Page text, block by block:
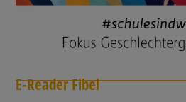
E-Reader Fibel